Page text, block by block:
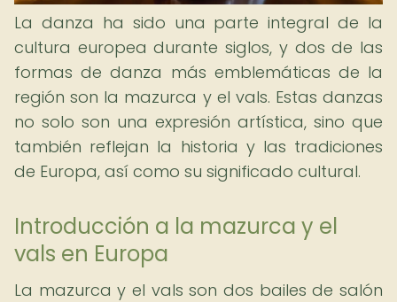
La danza ha sido una parte integral de la
cultura europea durante siglos, y dos de las
formas de danza más emblemáticas de la
región son la mazurca y el vals. Estas danzas
no solo son una expresión artística, sino que
también reflejan la historia y las tradiciones
de Europa, así como su significado cultural.
Introducción a la mazurca y el
vals en Europa
La mazurca y el vals son dos bailes de salón